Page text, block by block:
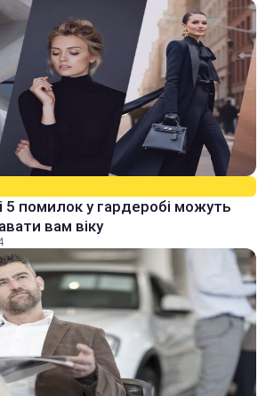
5 помилок у гардеробі можуть
вам віку